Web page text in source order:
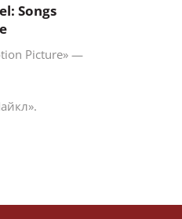
Songs
Picture» —